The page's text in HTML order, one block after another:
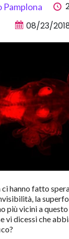
Pamplona
08/23/
hanno fatto
la
più vicini a
vi dicessi che